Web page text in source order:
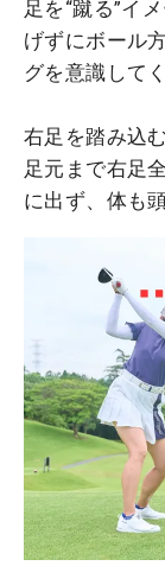
足を“蹴る”イ
げずにボール
グを意識して
右足を踏み込
足元まで右足
に出ず、体も